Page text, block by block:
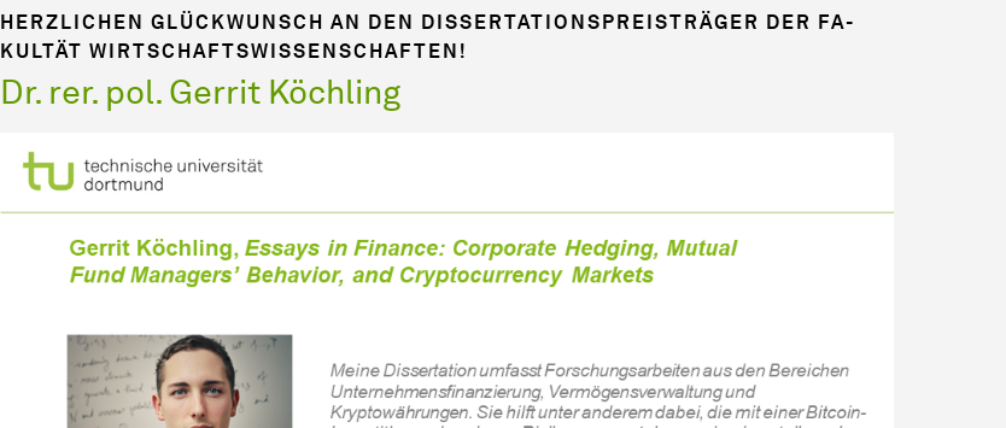
HERZLICHEN GLÜCKWUNSCH AN DEN DISSERTATIONSPREISTRÄGER DER FA­
KUL­TÄT WIRTSCHAFTSWISSENSCHAFTEN!
Dr. rer. pol. Gerrit Köchling